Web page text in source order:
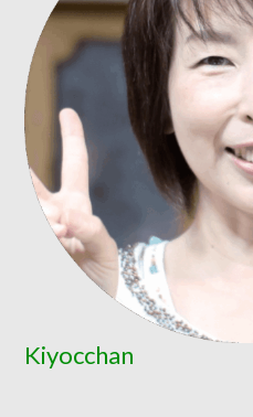
Kiyocchan